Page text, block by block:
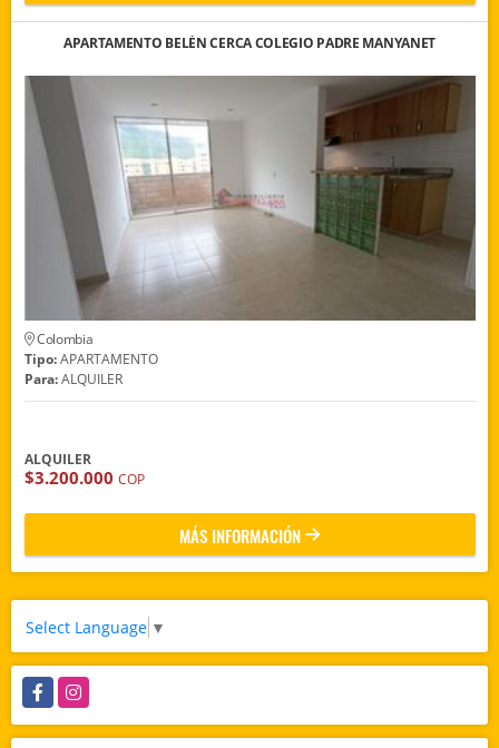
APARTAMENTO BELÉN CERCA COLEGIO PADRE MANYANET
Colombia
Tipo:APARTAMENTO
Para:ALQUILER
ALQUILER
$3.200.000 COP
MÁS INFORMACIÓN
Select Language ▼
FacebookInstagram